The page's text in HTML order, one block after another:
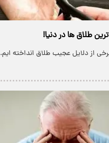
طلاق ها در دنیا!
از دلایل عجیب طلاق انداخته ایم.